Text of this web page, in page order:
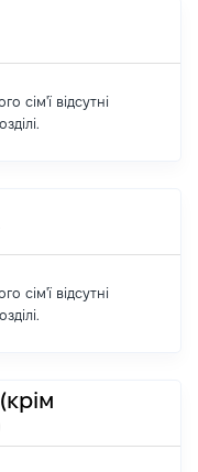
сім'ї відсутні
сім'ї відсутні